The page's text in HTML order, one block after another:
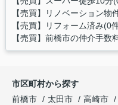
【売買】リノベーション物
【売買】リフォーム済み(0
【売買】前橋市の仲介手数
市区町村から探す
前橋市
太田市 高崎市